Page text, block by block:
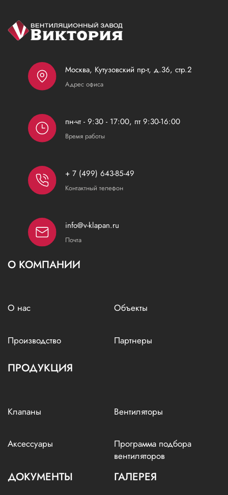
Москва, Кутузовский пр-т, д.36, стр.2
Адрес офиса
пн-чт - 9:30 - 17:00, пт 9:30-16:00
Время работы
+ 7 (499) 643-85-49
Контактный телефон
info@v-klapan.ru
Почта
О КОМПАНИИ
О нас Объекты
Производство Партнеры
ПРОДУКЦИЯ
Клапаны Вентиляторы
Аксессуары
Программа подбора
вентиляторов
ДОКУМЕНТЫ ГАЛЕРЕЯ